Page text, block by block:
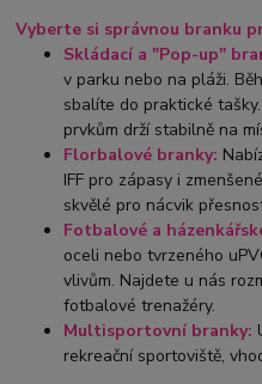
Vyberte si správnou branku
Skládací a "Pop-up"
v parku nebo na pláži.
sbalíte do praktické
prvkům drží stabilně na
Florbalové branky:
IFF pro zápasy i
skvělé pro nácvik
Fotbalové a
oceli nebo tvrzeného
vlivům. Najdete u nás
fotbalové trenažéry.
Multisportovní branky:
rekreační sportoviště,